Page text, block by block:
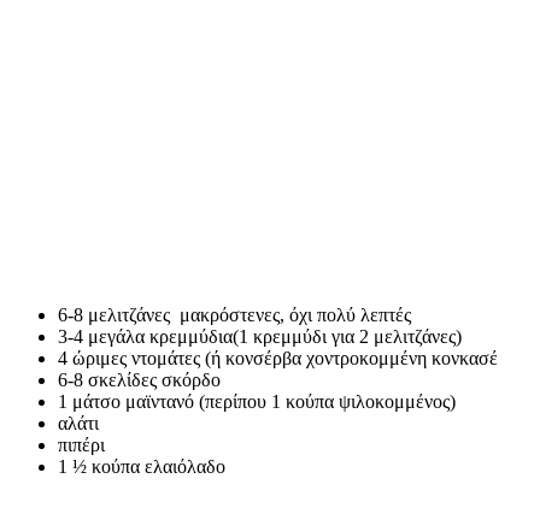
6-8 μελιτζάνες μακρόστενες, όχι πολύ λεπτές
3-4 μεγάλα κρεμμύδια(1 κρεμμύδι για 2 μελιτζάνες)
4 ώριμες ντομάτες (ή κονσέρβα χοντροκομμένη κονκασέ
6-8 σκελίδες σκόρδο
1 μάτσο μαϊντανό (περίπου 1 κούπα ψιλοκομμένος)
αλάτι
πιπέρι
1 ½ κούπα ελαιόλαδο